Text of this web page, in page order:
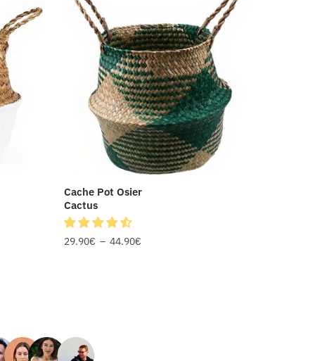
Cache Pot Osier
Cactus
29.90€ – 44.90€